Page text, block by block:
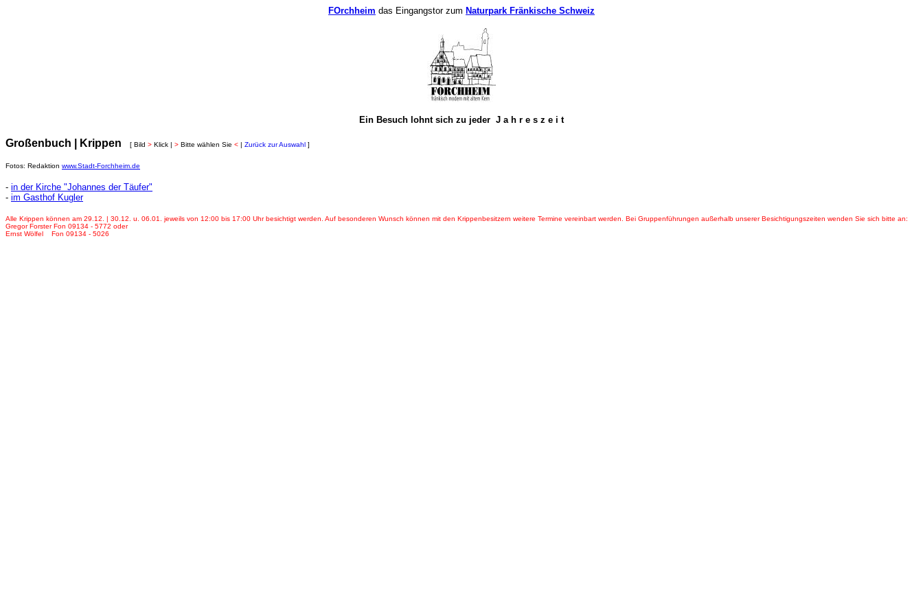
FOrchheim das Eingangstor zum Naturpark Fränkische Schweiz
Ein Besuch lohnt sich zu jeder J a h r e s z e i t
Großenbuch | Krippen [ Bild > Klick | > Bitte wählen Sie < | Zurück zur Auswahl ]
Fotos: Redaktion www.Stadt-Forchheim.de
- in der Kirche "Johannes der Täufer"
- im Gasthof Kugler
Alle Krippen können am 29.12. | 30.12. u. 06.01. jeweils von 12:00 bis 17:00 Uhr besichtigt werden. Auf besonderen Wunsch können mit den Krippenbesitzern weitere Termine vereinbart werden. Bei Gruppenführungen außerhalb unserer Besichtigungszeiten wenden Sie sich bitte an:
Gregor Forster Fon 09134 - 5772 oder
Ernst Wölfel Fon 09134 - 5026